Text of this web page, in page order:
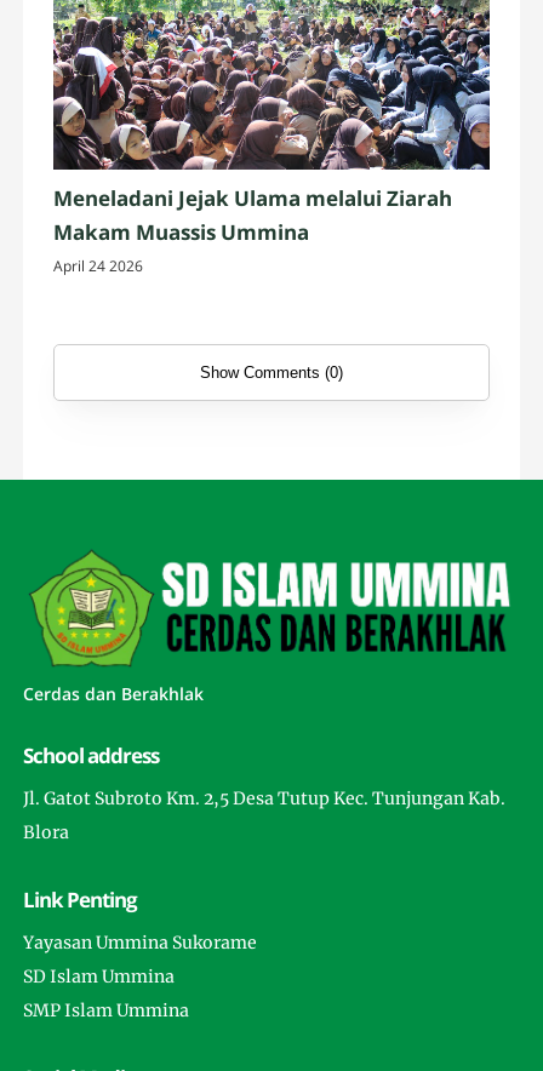
Meneladani Jejak Ulama melalui Ziarah
Makam Muassis Ummina
April 24 2026
Show Comments (0)
Cerdas dan Berakhlak
School address
Jl. Gatot Subroto Km. 2,5 Desa Tutup Kec. Tunjungan Kab.
Blora
Link Penting
Yayasan Ummina Sukorame
SD Islam Ummina
SMP Islam Ummina